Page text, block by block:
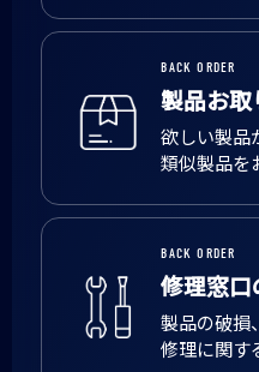
BACK ORDER
製品お取
欲しい製品
類似製品を
BACK ORDER
修理窓口
製品の破損
修理に関す